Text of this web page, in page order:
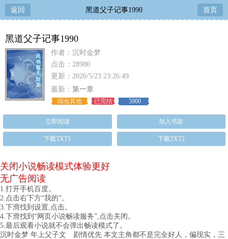
返回 黑道父子记事1990 首页
黑道父子记事1990
作者：沉时金梦
点击：28980
更新：2026/5/23 23:26:49
最新： 第一章
综合其他 已完结 5900
立即阅读 加入书架
下载TXT1 下载TXT2
关闭小说畅读模式体验更好
无广告阅读
1.打开手机百度。
2.点击右下方“我的”。
3.下滑找到设置,点击。
4.下滑找到“网页小说畅读服务”,点击关闭。
5.最后观看小说就不会弹出畅读模式了。
沉时金梦 年上父子文 剧情优先 本文主角都不是完全好人，偏现实，三